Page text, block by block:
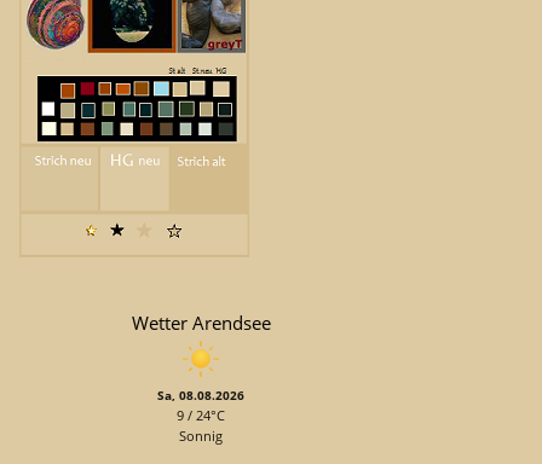
Wetter Arendsee
Sa, 08.08.2026
9 / 24°C
Sonnig